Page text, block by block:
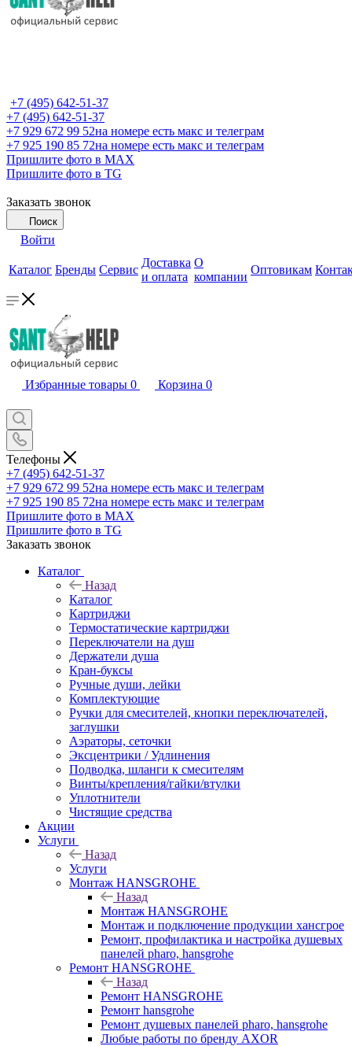
+7 (495) 642-51-37
+7 (495) 642-51-37
+7 929 672 99 52на номере есть макс и телеграм
+7 925 190 85 72на номере есть макс и телеграм
Пришлите фото в MAX
Пришлите фото в TG
Заказать звонок
Поиск
Войти
Каталог Бренды Сервис
Доставка
и оплата
О
компании
Оптовикам
Избранные товары 0 Корзина 0
Телефоны
+7 (495) 642-51-37
+7 929 672 99 52на номере есть макс и телеграм
+7 925 190 85 72на номере есть макс и телеграм
Пришлите фото в MAX
Пришлите фото в TG
Заказать звонок
Каталог
Назад
Каталог
Картриджи
Термостатические картриджи
Переключатели на душ
Держатели душа
Кран-буксы
Ручные души, лейки
Комплектующие
Ручки для смесителей, кнопки переключателей,
заглушки
Аэраторы, сеточки
Эксцентрики / Удлинения
Подводка, шланги к смесителям
Винты/крепления/гайки/втулки
Уплотнители
Чистящие средства
Акции
Услуги
Назад
Услуги
Монтаж HANSGROHE
Назад
Монтаж HANSGROHE
Монтаж и подключение продукции хансгрое
Ремонт, профилактика и настройка душевых
панелей pharo, hansgrohe
Ремонт HANSGROHE
Назад
Ремонт HANSGROHE
Ремонт hansgrohe
Ремонт душевых панелей pharo, hansgrohe
Любые работы по бренду AXOR